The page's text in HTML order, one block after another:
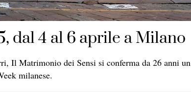
dal 4 al 6 aprile a Milano
Il Matrimonio dei Sensi si conferma da 26 anni un
milanese.